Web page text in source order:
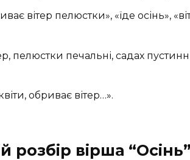
вітер пелюстки», «їде осінь»,
пелюстки печальні, садах
обриває вітер…».
розбір вірша